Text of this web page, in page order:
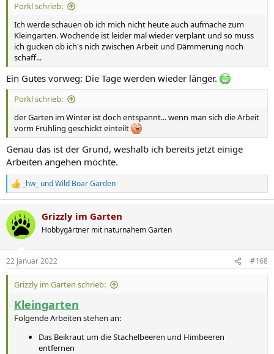
Porkl schrieb:
Ich werde schauen ob ich mich nicht heute auch aufmache zum
Kleingarten. Wochende ist leider mal wieder verplant und so muss
ich gucken ob ich's nich zwischen Arbeit und Dämmerung noch
schaff...
Ein Gutes vorweg: Die Tage werden wieder länger.
Porkl schrieb:
der Garten im Winter ist doch entspannt... wenn man sich die Arbeit
vorm Frühling geschickt einteilt
Genau das ist der Grund, weshalb ich bereits jetzt einige
Arbeiten angehen möchte.
R
e
k
t
i
e
n
_hw_ undWild Boar Garden
Grizzly im Garten
Hobbygärtner mit naturnahem Garten
22 Januar 2022 #168
Grizzly im Garten schrieb:
Kleingarten
Folgende Arbeiten stehen an:
Das Beikraut um die Stachelbeeren und Himbeeren
entfernen